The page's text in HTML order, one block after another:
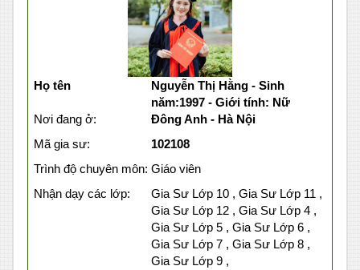
Họ tên
Nguyễn Thị Hằng - Sinh
năm:1997 - Giới tính: Nữ
Nơi đang ở:
Đông Anh - Hà Nội
Mã gia sư:
102108
Trình độ chuyên môn: Giáo viên
Nhận dạy các lớp:
Gia Sư Lớp 10 , Gia Sư Lớp 11 ,
Gia Sư Lớp 12 , Gia Sư Lớp 4 ,
Gia Sư Lớp 5 , Gia Sư Lớp 6 ,
Gia Sư Lớp 7 , Gia Sư Lớp 8 ,
Gia Sư Lớp 9 ,